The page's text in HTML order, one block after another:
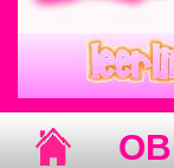
OB